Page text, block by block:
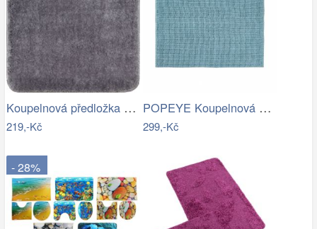
Koupelnová předložka Optima 55x55 cm…
219,-Kč
POPEYE Koupelnová předložka 80 x 60 cm …
299,-Kč
- 28%